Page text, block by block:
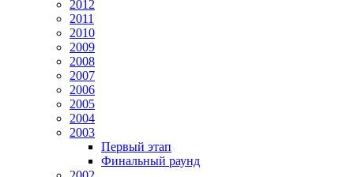
2012
2011
2010
2009
2008
2007
2006
2005
2004
2003
Первый этап
Финальный раунд